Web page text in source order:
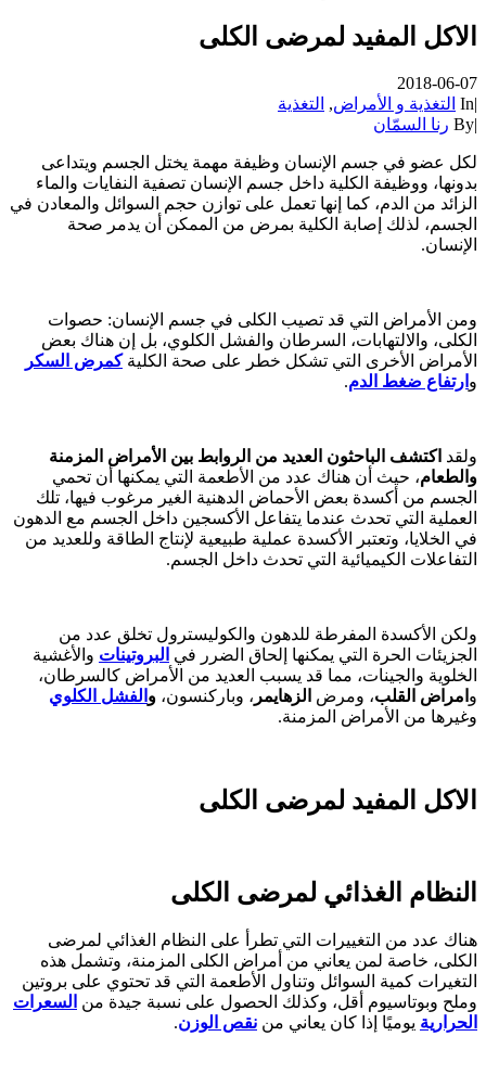
الاكل المفيد لمرضى الكلى
2018-06-07
|
In التغذية و الأمراض, التغذية
|
By رنا السمّان
لكل عضو في جسم الإنسان وظيفة مهمة يختل الجسم ويتداعى
بدونها، ووظيفة الكلية داخل جسم الإنسان تصفية النفايات والماء
الزائد من الدم، كما إنها تعمل على توازن حجم السوائل والمعادن في
الجسم، لذلك إصابة الكلية بمرض من الممكن أن يدمر صحة
الإنسان.
ومن الأمراض التي قد تصيب الكلى في جسم الإنسان: حصوات
الكلى، والالتهابات، السرطان والفشل الكلوي، بل إن هناك بعض
الأمراض الأخرى التي تشكل خطر على صحة الكليةكمرض السكر
و ارتفاع ضغط الدم.
ولقد اكتشف الباحثون العديد من الروابط بين الأمراض المزمنة
والطعام، حيث أن هناك عدد من الأطعمة التي يمكنها أن تحمي
الجسم من أكسدة بعض الأحماض الدهنية الغير مرغوب فيها، تلك
العملية التي تحدث عندما يتفاعل الأكسجين داخل الجسم مع الدهون
في الخلايا، وتعتبر الأكسدة عملية طبيعية لإنتاج الطاقة وللعديد من
التفاعلات الكيميائية التي تحدث داخل الجسم.
ولكن الأكسدة المفرطة للدهون والكوليسترول تخلق عدد من
الجزيئات الحرة التي يمكنها إلحاق الضرر في البروتينات والأغشية
الخلوية والجينات، مما قد يسبب العديد من الأمراض كالسرطان،
و امراض القلب، ومرض الزهايمر ، وباركنسون، و الفشل الكلوي
وغيرها من الأمراض المزمنة.
الاكل المفيد لمرضى الكلى
النظام الغذائي لمرضى الكلى
هناك عدد من التغييرات التي تطرأ على النظام الغذائي لمرضى
الكلى، خاصة لمن يعاني من أمراض الكلى المزمنة، وتشمل هذه
التغيرات كمية السوائل وتناول الأطعمة التي قد تحتوي على بروتين
وملح وبوتاسيوم أقل، وكذلك الحصول على نسبة جيدة من السعرات
الحرارية يوميًا إذا كان يعاني من نقص الوزن.